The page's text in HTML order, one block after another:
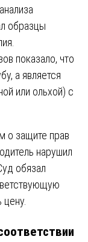
образцы
показало, что
а является
или ольхой) с
о защите прав
нарушил
обязал